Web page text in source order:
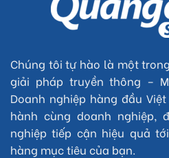
Chúng tôi tự hào là một
giải pháp truyền thông –
Doanh nghiệp hàng đầu
hành cùng doanh nghiệp,
nghiệp tiếp cận hiệu quả
hàng mục tiêu của bạn.